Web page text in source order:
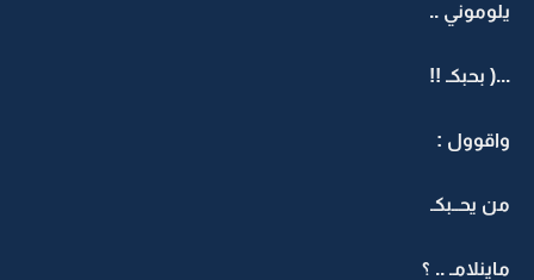
يلوموني ..
...( بحبكـ !!
واقوول :
من يحــبكـ
ماينلامـ .. ؟